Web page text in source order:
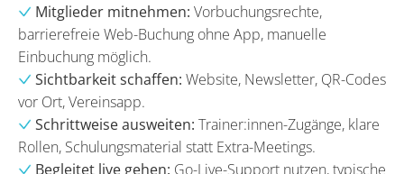
Mitglieder mitnehmen: Vorbuchungsrechte,
barrierefreie Web-Buchung ohne App, manuelle
Einbuchung möglich.
Sichtbarkeit schaffen: Website, Newsletter, QR-Codes
vor Ort, Vereinsapp.
Schrittweise ausweiten: Trainer:innen-Zugänge, klare
Rollen, Schulungsmaterial statt Extra-Meetings.
Begleitet live gehen: Go-Live-Support nutzen, typische